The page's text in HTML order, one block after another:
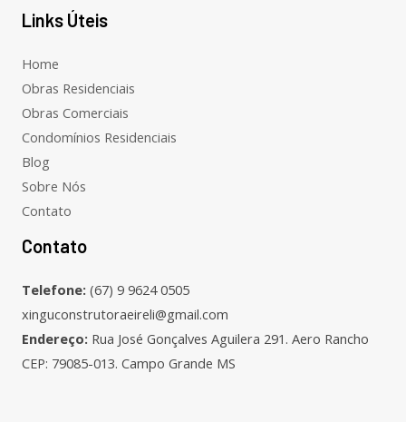
Links Úteis
Home
Obras Residenciais
Obras Comerciais
Condomínios Residenciais
Blog
Sobre Nós
Contato
Contato
Telefone: (67) 9 9624 0505
xinguconstrutoraeireli@gmail.com
Endereço: Rua José Gonçalves Aguilera 291. Aero Rancho
CEP: 79085-013. Campo Grande MS